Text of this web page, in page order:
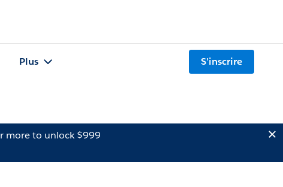
Plus S'inscrire
more to unlock $999